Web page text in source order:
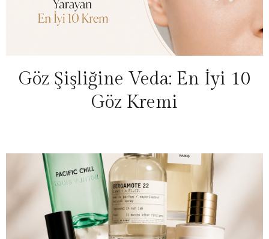
Göz Şişliğine Veda: En İyi 10
Göz Kremi